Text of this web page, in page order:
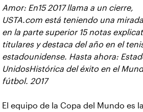
Amor: En15 2017 llama a un cierre,
USTA.com está teniendo una
en la parte superior 15 notas
titulares y destaca del año en el
estadounidense. Hasta ahora:
UnidosHistórica del éxito en el
fútbol. 2017
El equipo de la Copa del Mundo es